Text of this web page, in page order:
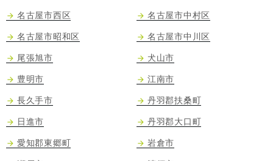
名古屋市西区
名古屋市昭和区
名古屋市中村区
名古屋市中川区
尾張旭市
豊明市
長久手市
日進市
愛知郡東郷町
犬山市
江南市
丹羽郡扶桑町
丹羽郡大口町
岩倉市